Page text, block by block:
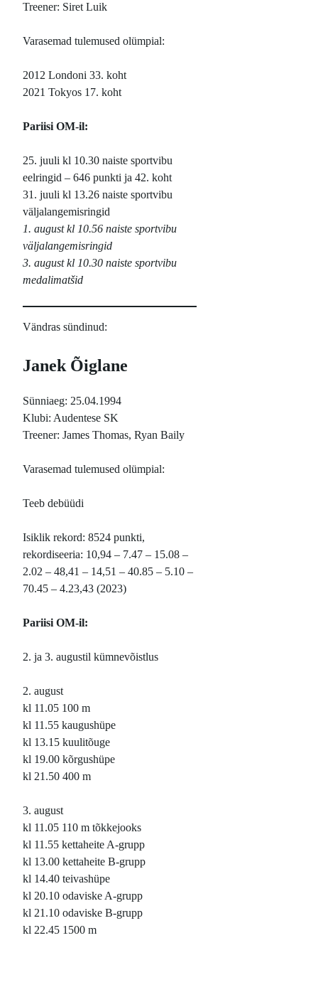
Treener: Siret Luik
Varasemad tulemused olümpial:
2012 Londoni 33. koht
2021 Tokyos 17. koht
Pariisi OM-il:
25. juuli kl 10.30 naiste sportvibu
eelringid – 646 punkti ja 42. koht
31. juuli kl 13.26 naiste sportvibu
väljalangemisringid
1. august kl 10.56 naiste sportvibu
väljalangemisringid
3. august kl 10.30 naiste sportvibu
medalimatšid
Vändras sündinud:
Janek Õiglane
Sünniaeg: 25.04.1994
Klubi: Audentese SK
Treener: James Thomas, Ryan Baily
Varasemad tulemused olümpial:
Teeb debüüdi
Isiklik rekord: 8524 punkti,
rekordiseeria: 10,94 – 7.47 – 15.08 –
2.02 – 48,41 – 14,51 – 40.85 – 5.10 –
70.45 – 4.23,43 (2023)
Pariisi OM-il:
2. ja 3. augustil kümnevõistlus
2. august
kl 11.05 100 m
kl 11.55 kaugushüpe
kl 13.15 kuulitõuge
kl 19.00 kõrgushüpe
kl 21.50 400 m
3. august
kl 11.05 110 m tõkkejooks
kl 11.55 kettaheite A-grupp
kl 13.00 kettaheite B-grupp
kl 14.40 teivashüpe
kl 20.10 odaviske A-grupp
kl 21.10 odaviske B-grupp
kl 22.45 1500 m